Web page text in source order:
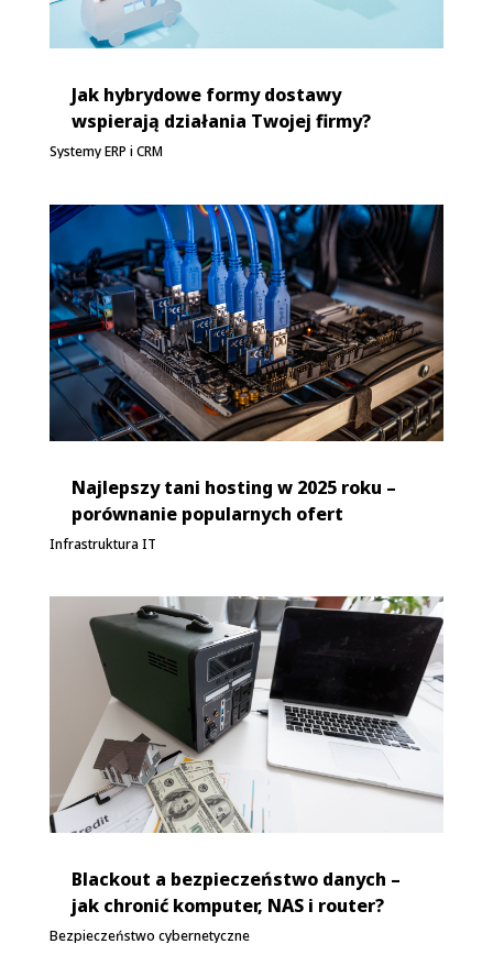
Jak hybrydowe formy dostawy
wspierają działania Twojej firmy?
Systemy ERP i CRM
Najlepszy tani hosting w 2025 roku –
porównanie popularnych ofert
Infrastruktura IT
Blackout a bezpieczeństwo danych –
jak chronić komputer, NAS i router?
Bezpieczeństwo cybernetyczne